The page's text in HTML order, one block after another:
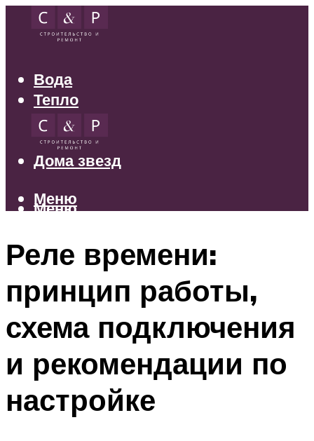
Вода
Тепло
Электрика
Свет
Дома звезд
Меню
Меню
Реле времени:
принцип работы,
схема подключения
и рекомендации по
настройке